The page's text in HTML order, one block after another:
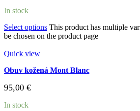
In stock
Select options This product has multiple
be chosen on the product page
Quick view
Obuv kožená Mont Blanc
95,00 €
In stock